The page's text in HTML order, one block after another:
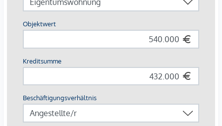
Fertigstellung:Das Projekt befindet sich in laufender
Sanierung der Allgemeinflächen, die bis Ende 2027
fertiggestellt werden. Vermietete Einheiten werden inklusive
bestehender Mietverhältnisse übernommen. Leerstehende
bzw. sanierungsbedürftige Tops ermöglichen individuelle
Entwicklung und zusätzliches Wertsteigerungspotenzial.
*Die angebotenen Vorsorgewohnungen können
ausschließlich zum Bruttokaufpreis für Eigennutzer erworben
werden. Ein Ankauf zu einem Vorsorgekaufpreis netto mit